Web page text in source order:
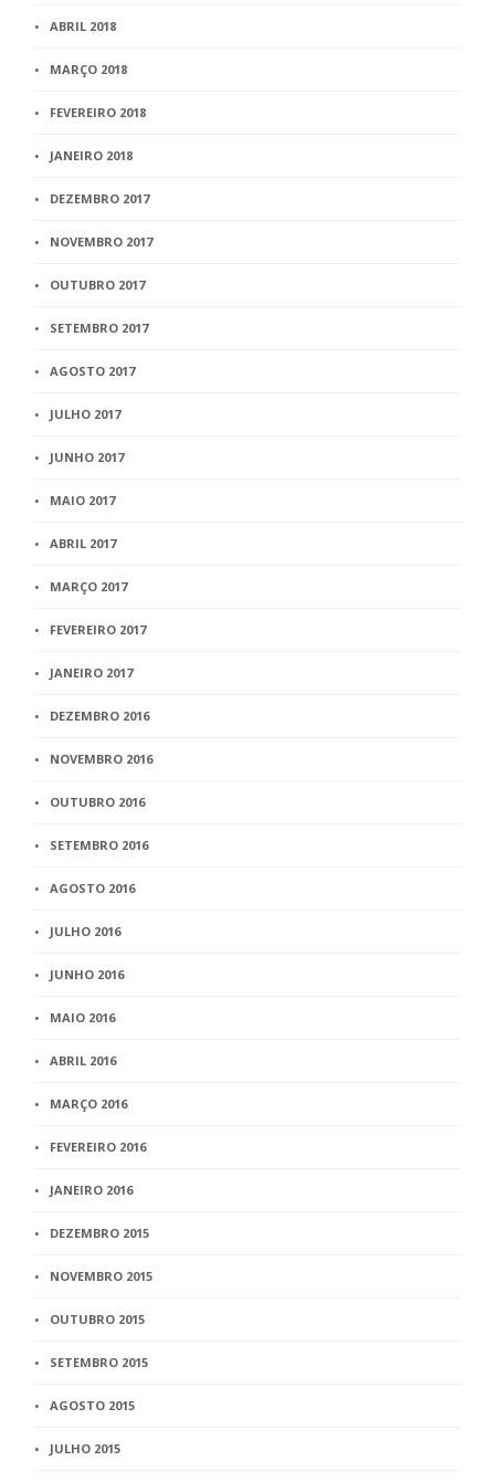
ABRIL 2018
MARÇO 2018
FEVEREIRO 2018
JANEIRO 2018
DEZEMBRO 2017
NOVEMBRO 2017
OUTUBRO 2017
SETEMBRO 2017
AGOSTO 2017
JULHO 2017
JUNHO 2017
MAIO 2017
ABRIL 2017
MARÇO 2017
FEVEREIRO 2017
JANEIRO 2017
DEZEMBRO 2016
NOVEMBRO 2016
OUTUBRO 2016
SETEMBRO 2016
AGOSTO 2016
JULHO 2016
JUNHO 2016
MAIO 2016
ABRIL 2016
MARÇO 2016
FEVEREIRO 2016
JANEIRO 2016
DEZEMBRO 2015
NOVEMBRO 2015
OUTUBRO 2015
SETEMBRO 2015
AGOSTO 2015
JULHO 2015